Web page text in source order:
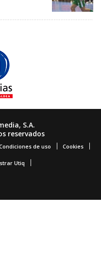
S.A.
reservados
de uso Cookies
Utiq